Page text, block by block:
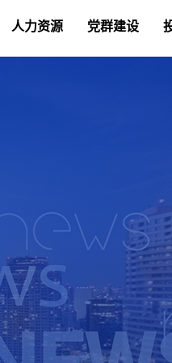
人力资源 党群建设